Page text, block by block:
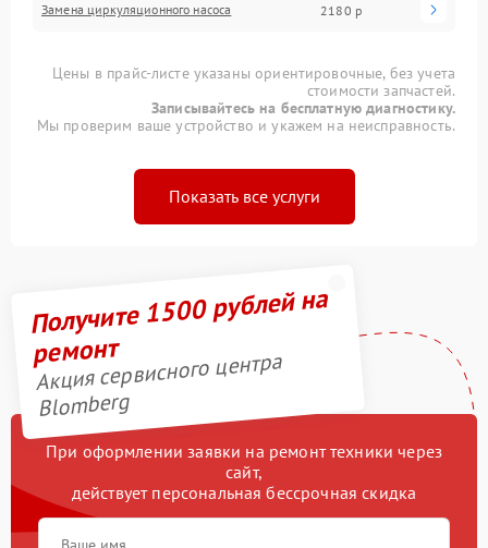
Замена циркуляционного насоса 2180 р
Цены в прайс-листе указаны ориентировочные, без учета
стоимости запчастей.
Записывайтесь на бесплатную диагностику.
Мы проверим ваше устройство и укажем на неисправность.
Показать все услуги
Получите 1500 рублей на
ремонт
Акция сервисного центра
Blomberg
При оформлении заявки на ремонт техники через
сайт,
действует персональная бессрочная скидка